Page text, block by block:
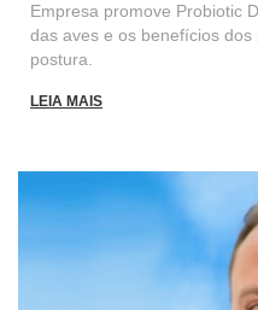
Empresa promove Probiotic
das aves e os benefícios
postura.
LEIA MAIS